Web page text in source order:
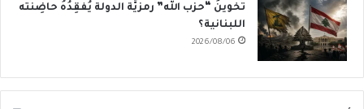
تَخوينُ “حزب الله” رمزيَّة الدولة يُفقِدُهُ حاضِنَته
اللبنانية؟
2026/08/06